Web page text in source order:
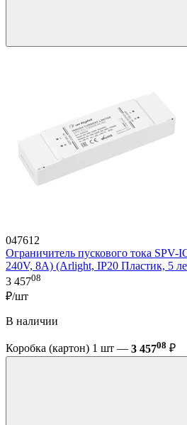
047612
Ограничитель пускового тока
240V, 8A) (Arlight, IP20 Пластик, 5
3 45708
₽/шт
В наличии
Коробка (картон) 1 шт — 3 45708 ₽